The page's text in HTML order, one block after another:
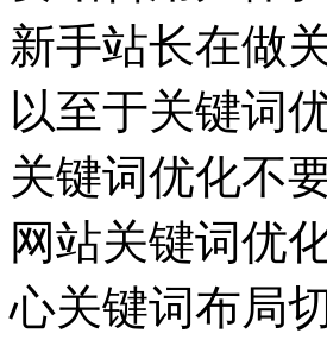
新手站长在做
以至于关键词
关键词优化不
网站关键词优
心关键词布局